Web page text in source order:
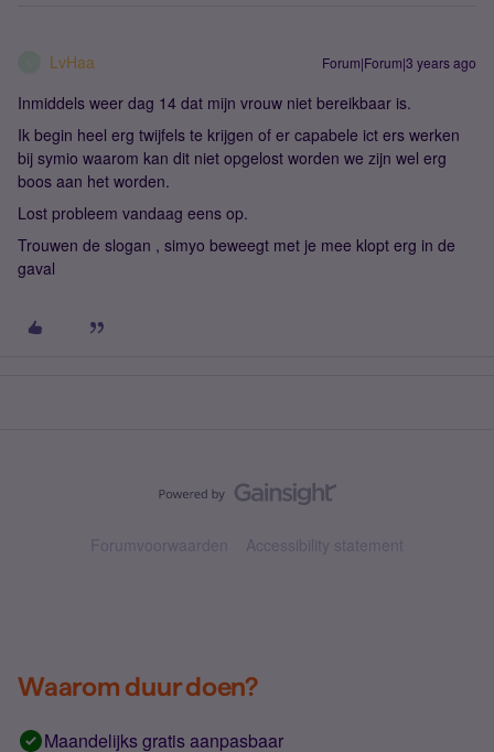
LvHaa Forum|Forum|3 years ago
Inmiddels weer dag 14 dat mijn vrouw niet bereikbaar is.
Ik begin heel erg twijfels te krijgen of er capabele ict ers werken
bij symio waarom kan dit niet opgelost worden we zijn wel erg
boos aan het worden.
Lost probleem vandaag eens op.
Trouwen de slogan , simyo beweegt met je mee klopt erg in de
gaval
Forumvoorwaarden Accessibility statement
Waarom duur doen?
Maandelijks gratis aanpasbaar